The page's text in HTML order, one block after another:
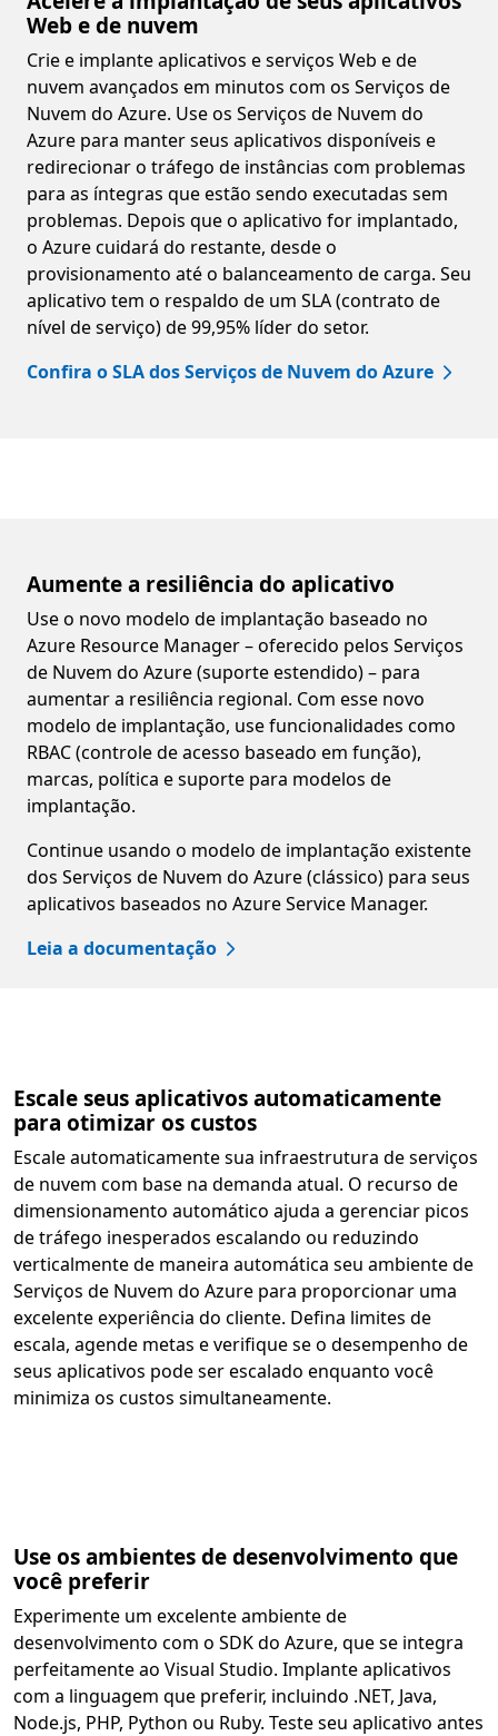
Web e de nuvem
Crie e implante aplicativos e serviços Web e de
nuvem avançados em minutos com os Serviços de
Nuvem do Azure. Use os Serviços de Nuvem do
Azure para manter seus aplicativos disponíveis e
redirecionar o tráfego de instâncias com problemas
para as íntegras que estão sendo executadas sem
problemas. Depois que o aplicativo for implantado,
o Azure cuidará do restante, desde o
provisionamento até o balanceamento de carga. Seu
aplicativo tem o respaldo de um SLA (contrato de
nível de serviço) de 99,95% líder do setor.
Confira o SLA dos Serviços de Nuvem do Azure
Aumente a resiliência do aplicativo
Use o novo modelo de implantação baseado no
Azure Resource Manager – oferecido pelos Serviços
de Nuvem do Azure (suporte estendido) – para
aumentar a resiliência regional. Com esse novo
modelo de implantação, use funcionalidades como
RBAC (controle de acesso baseado em função),
marcas, política e suporte para modelos de
implantação.
Continue usando o modelo de implantação existente
dos Serviços de Nuvem do Azure (clássico) para seus
aplicativos baseados no Azure Service Manager.
Leia a documentação
Escale seus aplicativos automaticamente
para otimizar os custos
Escale automaticamente sua infraestrutura de serviços
de nuvem com base na demanda atual. O recurso de
dimensionamento automático ajuda a gerenciar picos
de tráfego inesperados escalando ou reduzindo
verticalmente de maneira automática seu ambiente de
Serviços de Nuvem do Azure para proporcionar uma
excelente experiência do cliente. Defina limites de
escala, agende metas e verifique se o desempenho de
seus aplicativos pode ser escalado enquanto você
minimiza os custos simultaneamente.
Use os ambientes de desenvolvimento que
você preferir
Experimente um excelente ambiente de
desenvolvimento com o SDK do Azure, que se integra
perfeitamente ao Visual Studio. Implante aplicativos
com a linguagem que preferir, incluindo .NET, Java,
Node.js, PHP, Python ou Ruby. Teste seu aplicativo antes